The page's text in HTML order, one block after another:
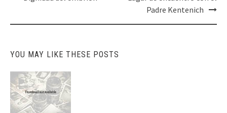
Padre Kentenich
YOU MAY LIKE THESE POSTS